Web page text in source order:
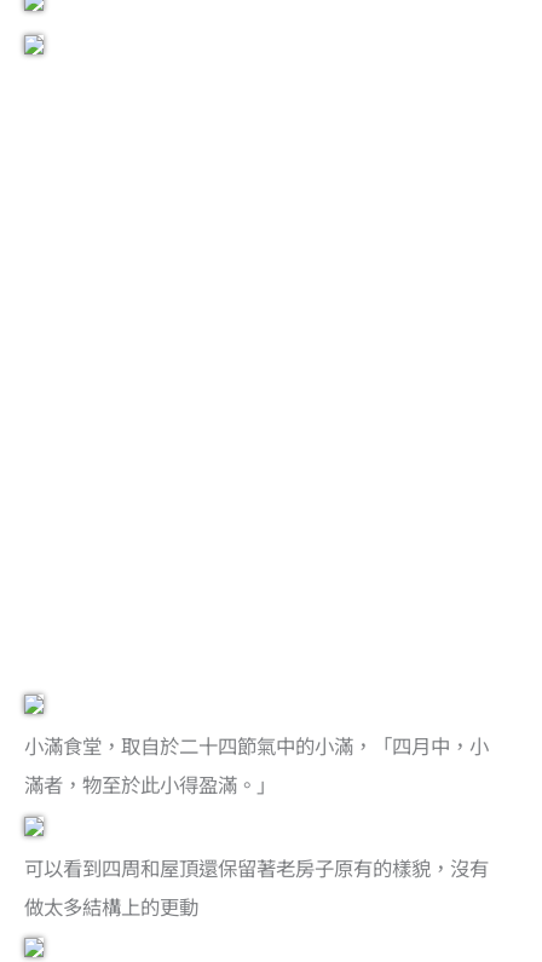
小滿食堂，取自於二十四節氣中的小滿，「四月中，小
滿者，物至於此小得盈滿。」
可以看到四周和屋頂還保留著老房子原有的樣貌，沒有
做太多結構上的更動